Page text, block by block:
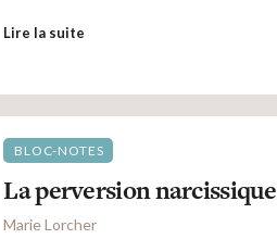
Lire la suite
BLOC-NOTES
La perversion narcissique
Marie Lorcher